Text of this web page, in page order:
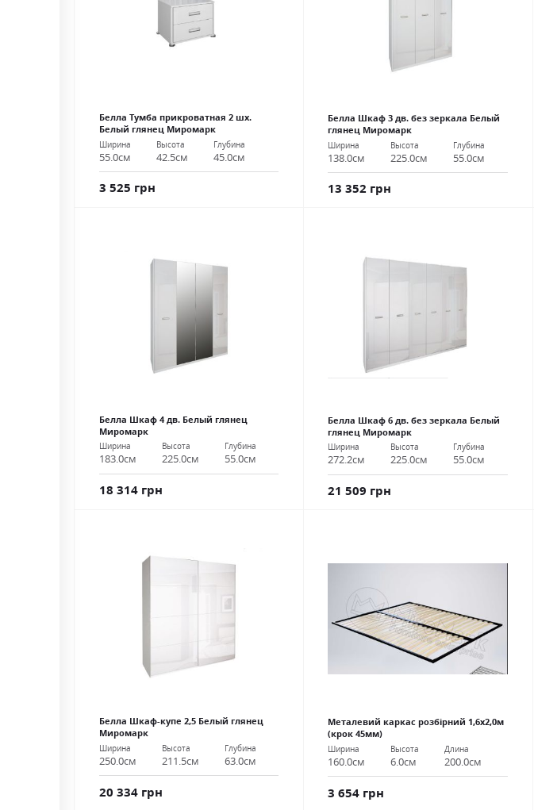
Белла Тумба прикроватная 2 шх.
Белый глянец Миромарк
Ширина
55.0см
Высота
42.5см
Глубина
45.0см
3 525 грн
Белла Шкаф 3 дв. без зеркала Белый
глянец Миромарк
Ширина
138.0см
Высота
225.0см
Глубина
55.0см
13 352 грн
Белла Шкаф 4 дв. Белый глянец
Миромарк
Ширина
183.0см
Высота
225.0см
Глубина
55.0см
18 314 грн
Белла Шкаф 6 дв. без зеркала Белый
глянец Миромарк
Ширина
272.2см
Высота
225.0см
Глубина
55.0см
21 509 грн
Белла Шкаф-купе 2,5 Белый глянец
Миромарк
Ширина
250.0см
Высота
211.5см
Глубина
63.0см
20 334 грн
Металевий каркас розбірний 1,6х2,0м
(крок 45мм)
Ширина
160.0см
Высота
6.0см
Длина
200.0см
3 654 грн